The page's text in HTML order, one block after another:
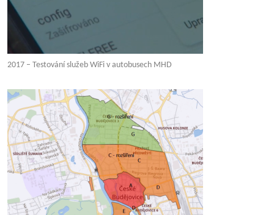
2017 – Testování služeb WiFi v autobusech MHD